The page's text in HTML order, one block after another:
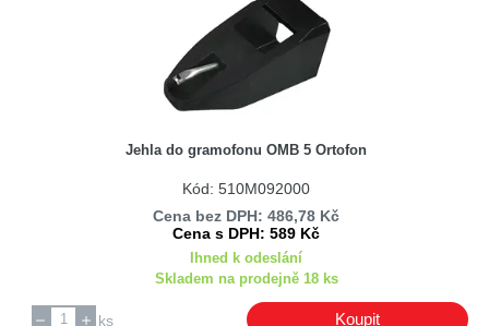
Jehla do gramofonu OMB 5 Ortofon
Kód: 510M092000
Cena bez DPH: 486,78 Kč
Cena s DPH: 589 Kč
Ihned k odeslání
Skladem na prodejně 18 ks
ks Koupit